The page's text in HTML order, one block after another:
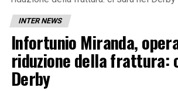
INTER NEWS
Infortunio Miranda,
riduzione della frattura:
Derby